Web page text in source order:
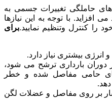
حاملگی تغییرات جسمی به
افزاید. با توجه به این نیازها
را کنترل وتنظیم نمایید.برای
انرژی بیشتری نیاز دارد.
دوران بارداری ترشح می شود،
حامی مفاصل شده و خطر
بر روی مفاصل و عضلات لگن